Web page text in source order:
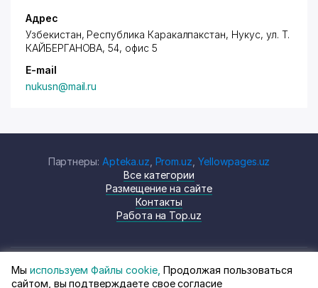
Адрес
Узбекистан, Республика Каракалпакстан, Нукус, ул. Т.
КАЙБЕРГАНОВА, 54, офис 5
E-mail
nukusn@mail.ru
Партнеры: Apteka.uz Prom.uz ,Yellowpages.uz
Все категории
Размещение на сайте
Контакты
Работа на Top.uz
© Top.uz, 2024 Каталог компаний
Политика
Мы используем Файлы cookie, Продолжая пользоваться
сайтом, вы подтверждаете свое согласие